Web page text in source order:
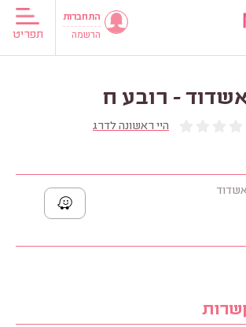
תפריט
התחברות
הרשמה
- רובע ח
היי ראשונה לדרג